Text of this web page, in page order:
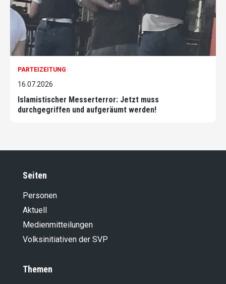
PARTEIZEITUNG
16.07.2026
Islamistischer Messerterror: Jetzt muss
durchgegriffen und aufgeräumt werden!
Seiten
Personen
Aktuell
Medienmitteilungen
Volksinitiativen der SVP
Themen